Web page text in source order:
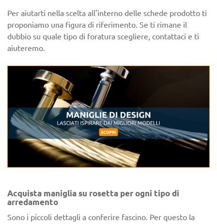
Per aiutarti nella scelta all'interno delle schede prodotto ti
proponiamo una figura di riferimento. Se ti rimane il
dubbio su quale tipo di foratura scegliere, contattaci e ti
aiuteremo.
Acquista maniglia su rosetta per ogni tipo di
arredamento
Sono i piccoli dettagli a conferire fascino. Per questo la